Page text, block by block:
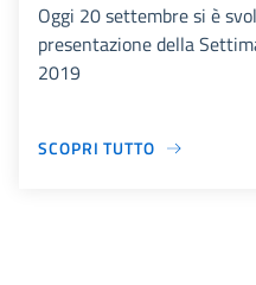
Oggi 20 settembre si è
presentazione della
2019
SCOPRI TUTTO